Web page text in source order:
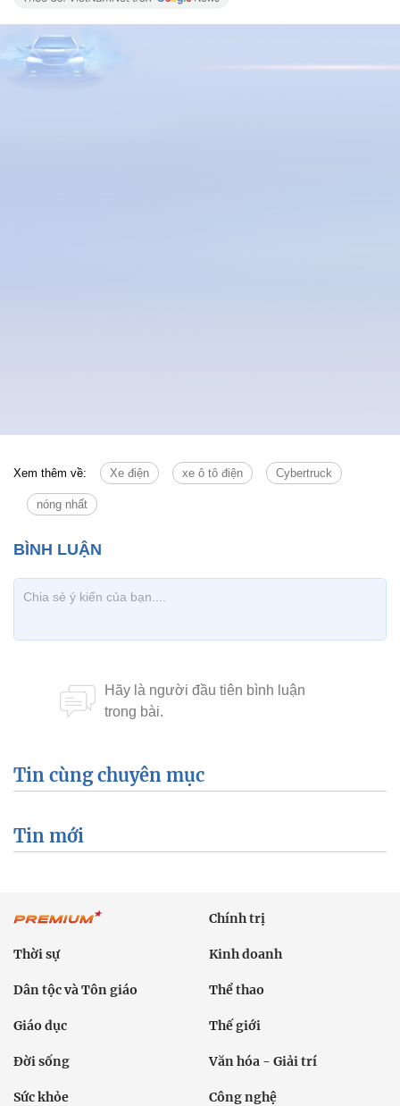
Xem thêm về: Xe điện xe ô tô điện Cybertruck
nóng nhất
Tin cùng chuyên mục
Tin mới
Chính trị
Thời sự Kinh doanh
Dân tộc và Tôn giáo Thể thao
Giáo dục Thế giới
Đời sống Văn hóa - Giải trí
Sức khỏe Công nghệ